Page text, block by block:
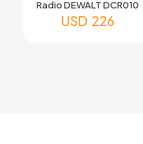
Radio DEWALT DCR010
USD 226